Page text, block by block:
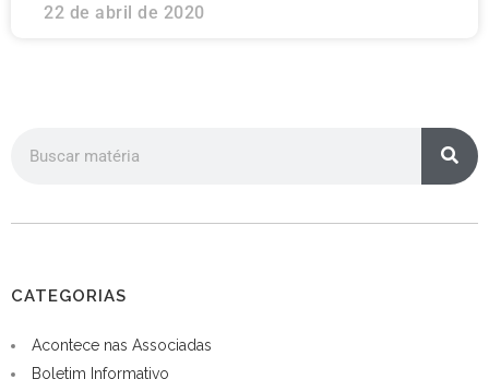
22 de abril de 2020
CATEGORIAS
Acontece nas Associadas
Boletim Informativo